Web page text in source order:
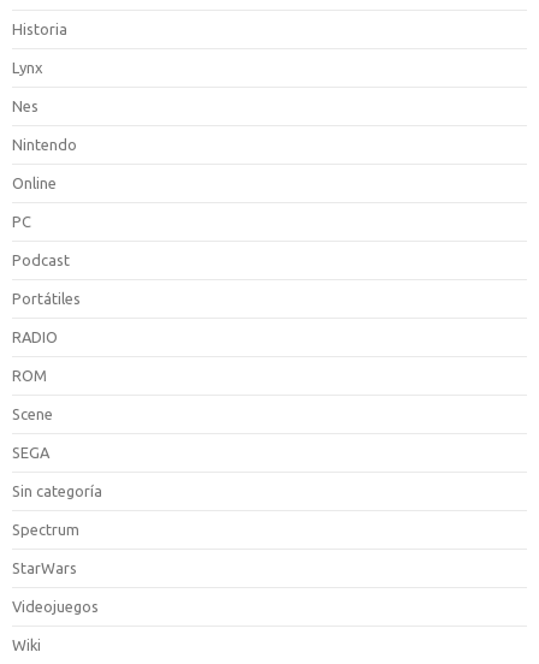
Historia
Lynx
Nes
Nintendo
Online
PC
Podcast
Portátiles
RADIO
ROM
Scene
SEGA
Sin categoría
Spectrum
StarWars
Videojuegos
Wiki